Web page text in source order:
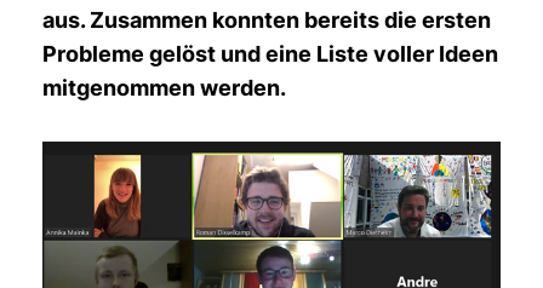
aus. Zusammen konnten bereits die ersten
Probleme gelöst und eine Liste voller Ideen
mitgenommen werden.